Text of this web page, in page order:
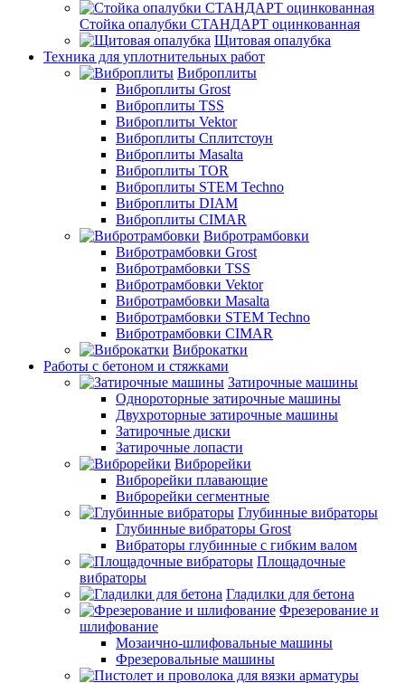
Стойка опалубки СТАНДАРТ оцинкованная
Щитовая опалубка
Техника для уплотнительных работ
Виброплиты
Виброплиты Grost
Виброплиты TSS
Виброплиты Vektor
Виброплиты Сплитстоун
Виброплиты Masalta
Виброплиты TOR
Виброплиты STEM Techno
Виброплиты DIAM
Виброплиты CIMAR
Вибротрамбовки
Вибротрамбовки Grost
Вибротрамбовки TSS
Вибротрамбовки Vektor
Вибротрамбовки Masalta
Вибротрамбовки STEM Techno
Вибротрамбовки CIMAR
Виброкатки
Работы с бетоном и стяжками
Затирочные машины
Однороторные затирочные машины
Двухроторные затирочные машины
Затирочные диски
Затирочные лопасти
Виброрейки
Виброрейки плавающие
Виброрейки сегментные
Глубинные вибраторы
Глубинные вибраторы Grost
Вибраторы глубинные с гибким валом
Площадочные
вибраторы
Гладилки для бетона
Фрезерование и
шлифование
Мозаично-шлифовальные машины
Фрезеровальные машины